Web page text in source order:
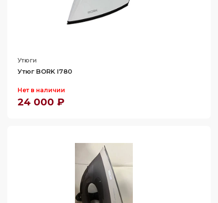
Утюги
Утюг BORK I780
Нет в наличии
24 000 ₽